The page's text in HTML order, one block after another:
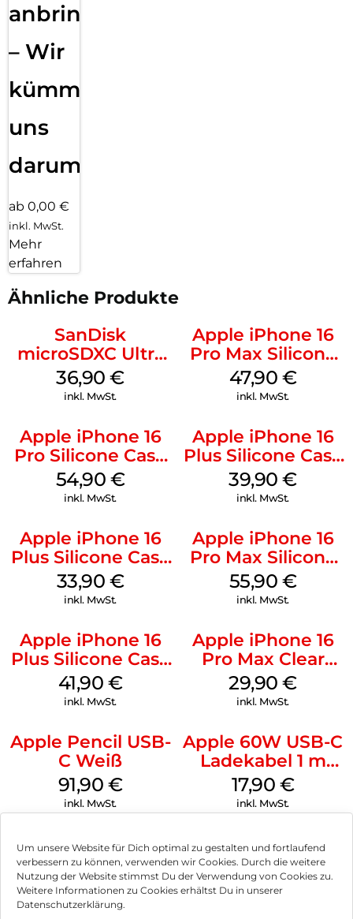
Um unsere Website für Dich optimal zu gestalten und fortlaufend
verbessern zu können, verwenden wir Cookies. Durch die weitere
Nutzung der Website stimmst Du der Verwendung von Cookies zu.
Weitere Informationen zu Cookies erhältst Du in unserer
Datenschutzerklärung.
anbringen
– Wir
kümmern
uns
darum!
ab 0,00 €
inkl. MwSt.
Mehr
erfahren
Ähnliche Produkte
SanDisk
microSDXC Ultra
128 GB + Adapter
Mobile
36,90€
inkl. MwSt.
Apple iPhone 16
Pro Max Silicone
Case MagSafe
Black
47,90 €
inkl. MwSt.
Apple iPhone 16
Pro Silicone Case
MagSafe Black
54,90 €
inkl. MwSt.
Apple iPhone 16
Plus Silicone Case
MagSafe Plum
39,90€
inkl. MwSt.
Apple iPhone 16
Plus Silicone Case
MagSafe Lake
Green
33,90 €
inkl. MwSt.
Apple iPhone 16
Pro Max Silicone
Case MagSafe
Stone Gray
55,90 €
inkl. MwSt.
Apple iPhone 16
Plus Silicone Case
MagSafe Stone
Gray
41,90 €
inkl. MwSt.
Apple iPhone 16
Pro Max Clear
Case MagSafe
Transparent
29,90€
inkl. MwSt.
Apple Pencil USB-
C Weiß
91,90 €
inkl. MwSt.
Apple 60W USB-C
Ladekabel 1 m
Weiß
17,90 €
inkl. MwSt.
Impressum